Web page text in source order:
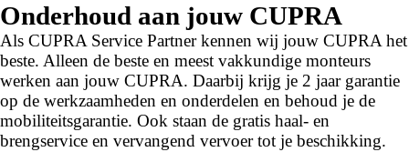
Onderhoud aan jouw CUPRA
Als CUPRA Service Partner kennen wij jouw CUPRA het
beste. Alleen de beste en meest vakkundige monteurs
werken aan jouw CUPRA. Daarbij krijg je 2 jaar garantie
op de werkzaamheden en onderdelen en behoud je de
mobiliteitsgarantie. Ook staan de gratis haal- en
brengservice en vervangend vervoer tot je beschikking.